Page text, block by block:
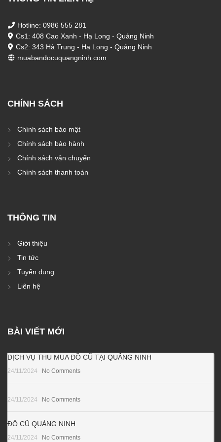
Hotline: 0986 555 281
Cs1: 408 Cao Xanh - Hạ Long - Quảng Ninh
Cs2: 343 Hà Trung - Hạ Long - Quảng Ninh
muabandocuquangninh.com
CHÍNH SÁCH
Chính sách bảo mật
Chính sách bảo hành
Chính sách vận chuyển
Chính sách thanh toán
THÔNG TIN
Giới thiệu
Tin tức
Tuyển dụng
Liên hệ
BÀI VIẾT MỚI
DỊCH VỤ THU MUA ĐỒ CŨ TẠI QUẢNG NINH
24/11/2024 No Comments
24/11/2024 No Comments
ĐỒ CŨ QUẢNG NINH
24/11/2024 No Comments